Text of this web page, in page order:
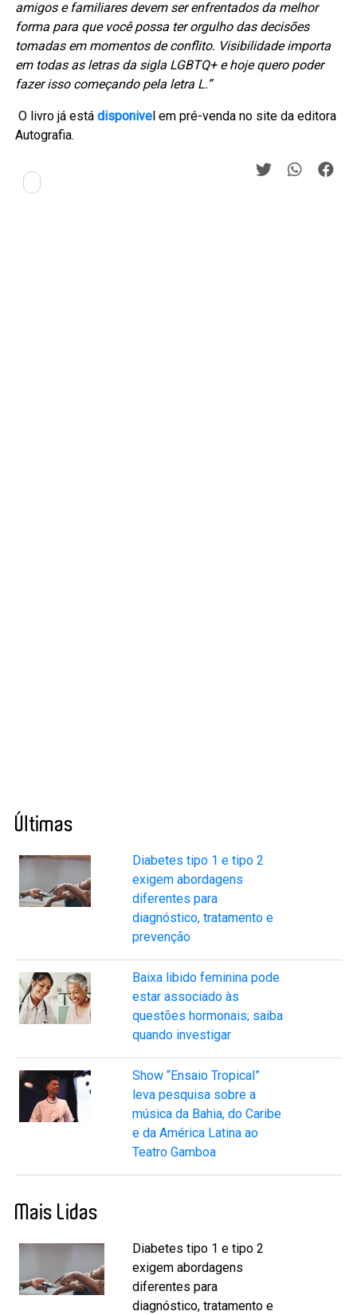
amigos e familiares devem ser enfrentados da melhor
forma para que você possa ter orgulho das decisões
tomadas em momentos de conflito. Visibilidade importa
em todas as letras da sigla LGBTQ+ e hoje quero poder
fazer isso começando pela letra L.”
O livro já estádisponive l em pré-venda no site da editora
Autografia.
Últimas
Diabetes tipo 1 e tipo 2
exigem abordagens
diferentes para
diagnóstico, tratamento e
prevenção
Baixa libido feminina pode
estar associado às
questões hormonais; saiba
quando investigar
Show “Ensaio Tropical”
leva pesquisa sobre a
música da Bahia, do Caribe
e da América Latina ao
Teatro Gamboa
Mais Lidas
Diabetes tipo 1 e tipo 2
exigem abordagens
diferentes para
diagnóstico, tratamento e